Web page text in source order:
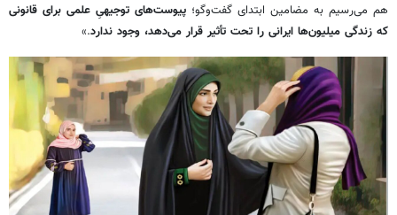
هم می‌رسیم به مضامین ابتدای گفت‌وگو؛
پیوست‌‎های توجیهیِ علمی برای قانونی
که زندگی میلیون‌ها ایرانی را تحت تأثیر قرار می‌دهد، وجود ندارد.»